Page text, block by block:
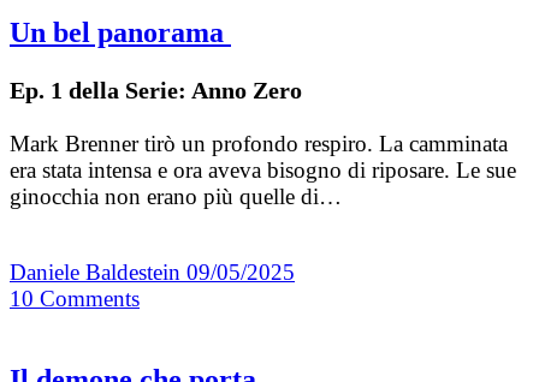
Un bel panorama
Ep. 1 della Serie: Anno Zero
Mark Brenner tirò un profondo respiro. La camminata
era stata intensa e ora aveva bisogno di riposare. Le sue
ginocchia non erano più quelle di…
Daniele Baldestein 09/05/2025
10 Comments